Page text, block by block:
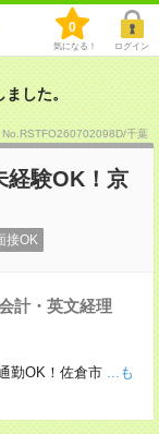
0
気になる！ ログイン
した。
No.RSTFO260702098D/千葉
経験OK！京
接OK
計・英文経理
勤OK！佐倉市 ...も